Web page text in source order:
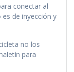
conectar al
de inyección y
no los
para